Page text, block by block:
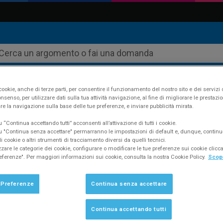
condominiale che inserisco in
dei fornitori (le fatture degli
anche di terze parti, per consentire il funzionamento del nostro sito e dei servizi
per utilizzare dati sulla tua attività navigazione, al fine di migliorare le
la navigazione sulla base delle tue preferenze, e inviare pubblicità mirata.
“Continua accettando tutti” acconsenti all’attivazione di tutti i cookie.
"Continua senza accettare" permarranno le impostazioni di default e, dunque,
cookie o altri strumenti di tracciamento diversi da quelli tecnici.
le categorie dei cookie, configurare o modificare le tue preferenze sui cookie
Per maggiori informazioni sui cookie, consulta la nostra Cookie Policy.
Continua senza accettare
Continua accettando tutti